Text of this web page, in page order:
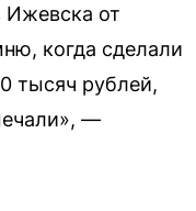
Ижевска от
когда сделали
тысяч рублей,
—